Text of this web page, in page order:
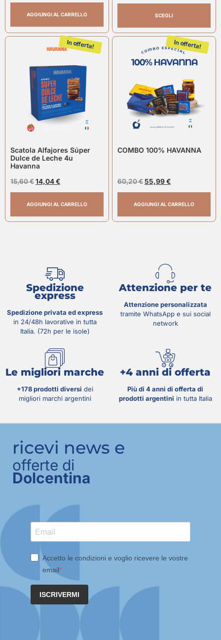
AGGIUNGI AL CARRELLO SCEGLI
In offerta!
Scatola Alfajores Súper
Dulce de Leche 4u
Havanna
15,60€14,04€
AGGIUNGI AL CARRELLO
In offerta!
COMBO 100% HAVANNA
60,20€55,99€
AGGIUNGI AL CARRELLO
Spedizione
express
Spedizione privata ed express
in 24/48h lavorative in tutta
Italia. (72h per le isole)
Attenzione per te
Attenzione personalizzata
tramite WhatsApp e sui social
network
Le migliori marche
+178 prodotti diversi dei
migliori marchi argentini
+4 anni di offerta
Più di 4 anni di offerta di
prodotti argentini in tutta Italia
ricevi news e
offerte di
Dolcentina
Accetto le condizioni e voglio ricevere le vostre
email
ISCRIVERMI